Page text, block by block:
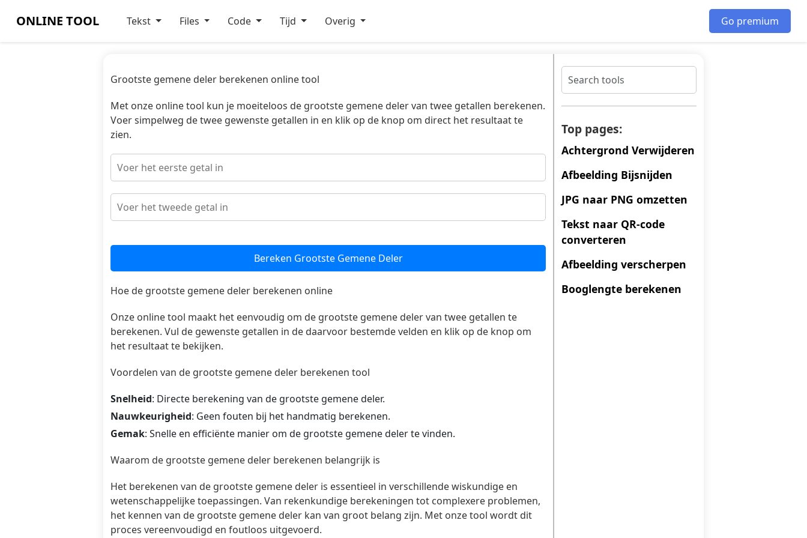
ONLINE TOOL Tekst Files Code Tijd Overig Go premium
Grootste gemene deler berekenen online tool
Met onze online tool kun je moeiteloos de grootste gemene deler van twee getallen berekenen.
Voer simpelweg de twee gewenste getallen in en klik op de knop om direct het resultaat te
zien.
Bereken Grootste Gemene Deler
Hoe de grootste gemene deler berekenen online
Onze online tool maakt het eenvoudig om de grootste gemene deler van twee getallen te
berekenen. Vul de gewenste getallen in de daarvoor bestemde velden en klik op de knop om
het resultaat te bekijken.
Voordelen van de grootste gemene deler berekenen tool
Snelheid: Directe berekening van de grootste gemene deler.
Nauwkeurigheid: Geen fouten bij het handmatig berekenen.
Gemak: Snelle en efficiënte manier om de grootste gemene deler te vinden.
Waarom de grootste gemene deler berekenen belangrijk is
Het berekenen van de grootste gemene deler is essentieel in verschillende wiskundige en
wetenschappelijke toepassingen. Van rekenkundige berekeningen tot complexere problemen,
het kennen van de grootste gemene deler kan van groot belang zijn. Met onze tool wordt dit
proces vereenvoudigd en foutloos uitgevoerd.
Top pages:
Achtergrond Verwijderen
Afbeelding Bijsnijden
JPG naar PNG omzetten
Tekst naar QR-code
converteren
Afbeelding verscherpen
Booglengte berekenen